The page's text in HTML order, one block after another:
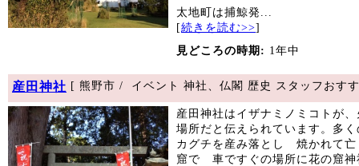
太地町は捕鯨発...
[続きを読む>>]
見どころの時期: 1年中
産田神社 [ 熊野市 / イベント 神社、仏閣 歴史 スタッフおす
産田神社はイザナミノミコトが
場所だと伝えられています。多
カグチを産み落とし 焼かれて亡
窟で 車ですぐの場所に花の窟神